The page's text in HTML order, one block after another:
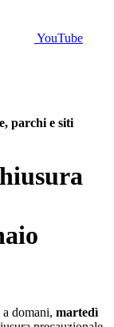
YouTube
parchi e siti
domani, martedì